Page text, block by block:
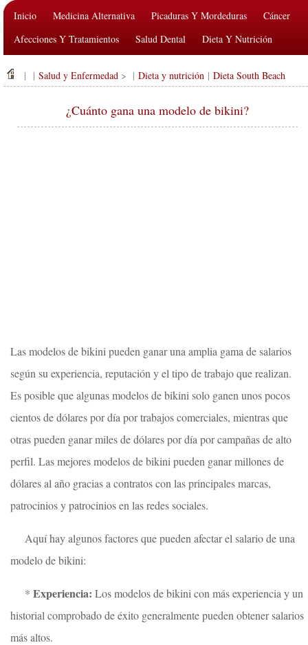
Inicio Medicina Alternativa Picaduras Y Mordeduras
Cáncer
Afecciones Y Tratamientos
Salud Dental
Dieta Y Nutrición
Salud Pública Y Seguridad
Cirugías Y Procedimientos Salud
| | Salud y Enfermedad > | Dieta y nutrición | Dieta South Beach
¿Cuánto gana una modelo de bikini?
Las modelos de bikini pueden ganar una amplia gama de salarios
según su experiencia, reputación y el tipo de trabajo que realizan.
Es posible que algunas modelos de bikini solo ganen unos pocos
cientos de dólares por día por trabajos comerciales, mientras que
otras pueden ganar miles de dólares por día por campañas de alto
perfil. Las mejores modelos de bikini pueden ganar millones de
dólares al año gracias a contratos con las principales marcas,
patrocinios y patrocinios en las redes sociales.
Aquí hay algunos factores que pueden afectar el salario de una
modelo de bikini:
* Experiencia: Los modelos de bikini con más experiencia y un
historial comprobado de éxito generalmente pueden obtener salarios
más altos.